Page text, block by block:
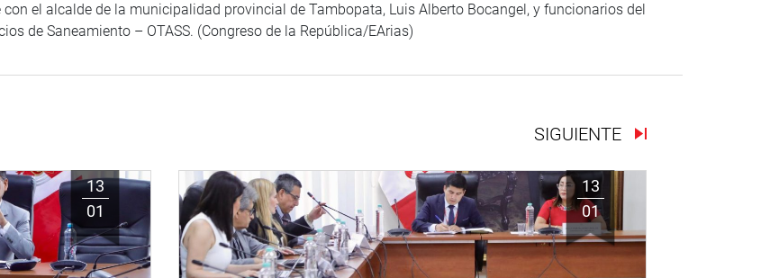
con el alcalde de la municipalidad provincial de Tambopata, Luis Alberto Bocangel, y funcionarios del
de Saneamiento – OTASS. (Congreso de la República/EArias)
SIGUIENTE
13
01
13
01